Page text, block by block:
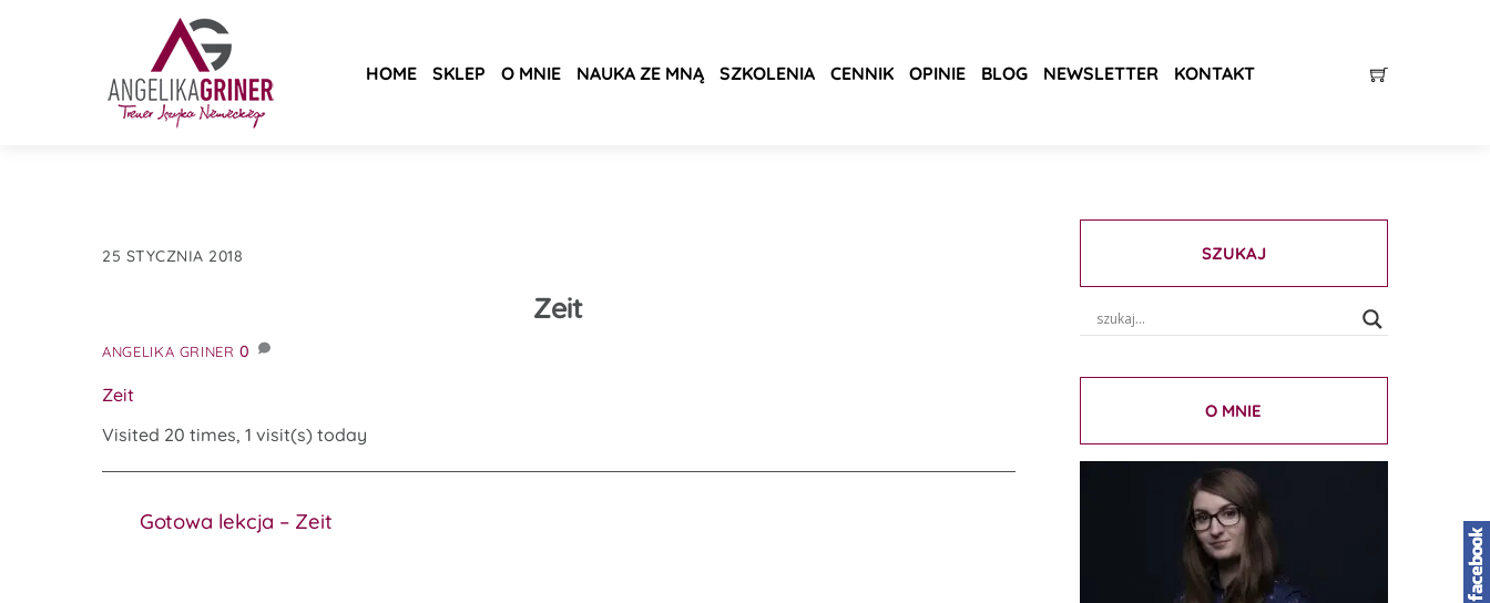
HOME SKLEP O MNIE NAUKA ZE MNĄ SZKOLENIA CENNIK OPINIE BLOG NEWSLETTER KONTAKT
25 STYCZNIA 2018
Zeit
ANGELIKA GRINER 0
Zeit
Visited 20 times, 1 visit(s) today
Gotowa lekcja – Zeit
SZUKAJ
O MNIE